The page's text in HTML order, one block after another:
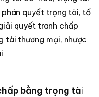
quyết trọng tài, tố
quyết tranh chấp
tài thương mại, nhược
bằng trọng tài